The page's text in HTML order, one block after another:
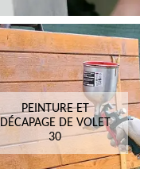
PEINTURE ET
DÉCAPAGE DE VOLET
30